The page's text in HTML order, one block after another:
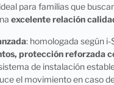
para familias que
excelente relación
: homologada según
protección reforzada
de instalación
el movimiento en caso